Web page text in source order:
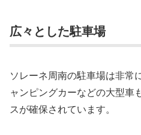
広々とした駐車場
ソレーネ周南の駐車場は非常
ャンピングカーなどの大型車
スが確保されています。